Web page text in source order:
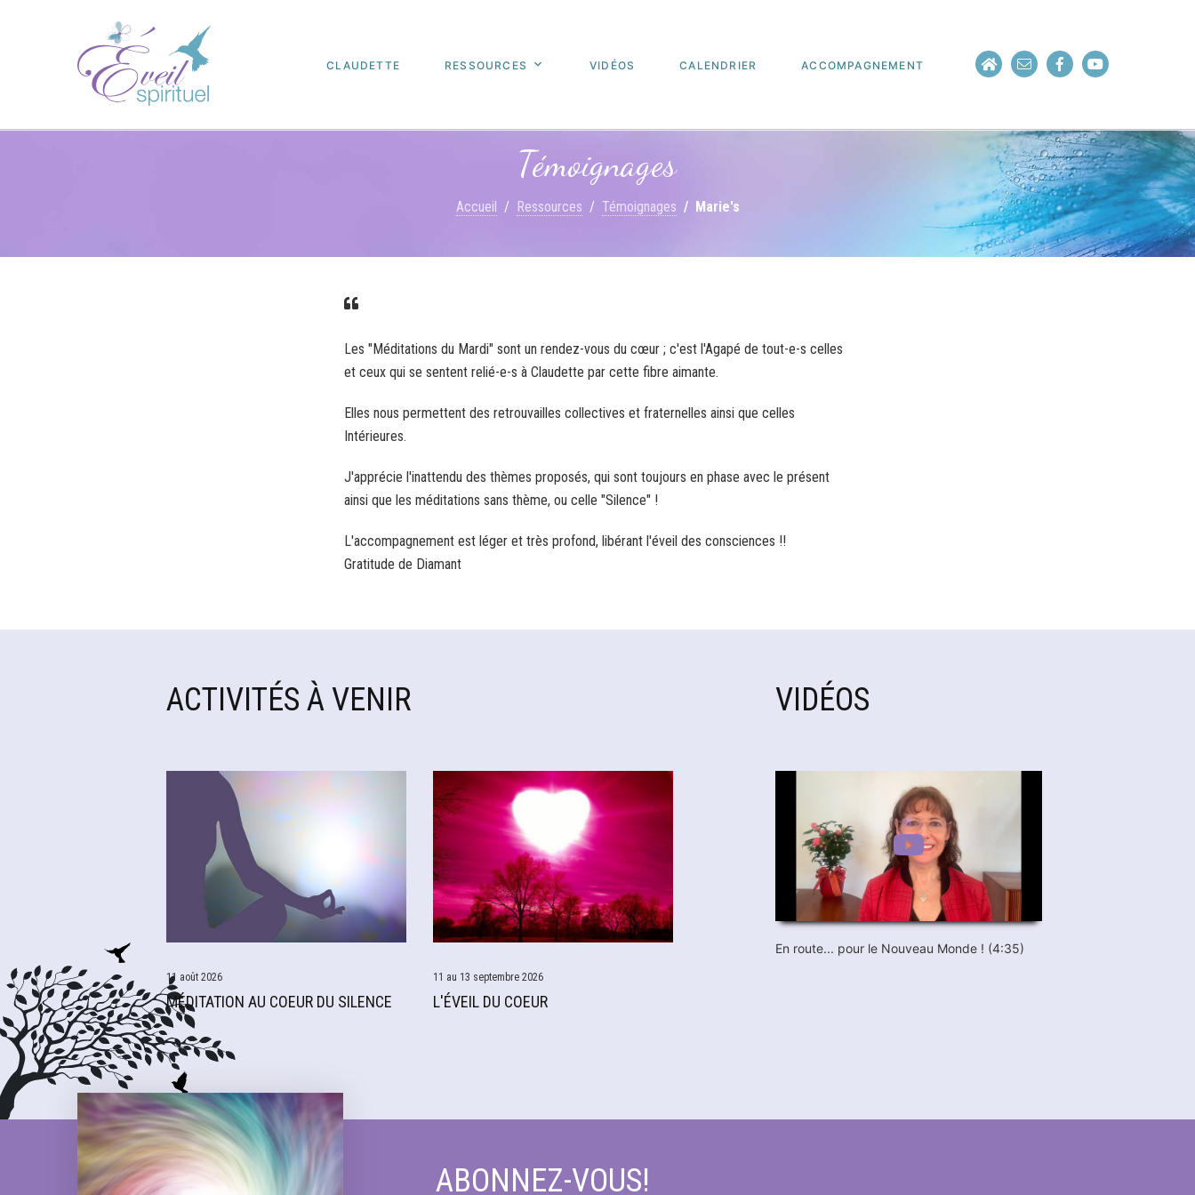
CLAUDETTE RESSOURCES VIDÉOS CALENDRIER ACCOMPAGNEMENT
Témoignages
Accueil Ressources Témoignages Marie's
Les "Méditations du Mardi" sont un rendez-vous du cœur ; c'est l'Agapé de tout-e-s celles
et ceux qui se sentent relié-e-s à Claudette par cette fibre aimante.
Elles nous permettent des retrouvailles collectives et fraternelles ainsi que celles
Intérieures.
J'apprécie l'inattendu des thèmes proposés, qui sont toujours en phase avec le présent
ainsi que les méditations sans thème, ou celle "Silence" !
L'accompagnement est léger et très profond, libérant l'éveil des consciences !!
Gratitude de Diamant
ACTIVITÉS À VENIR
11 août 2026
MÉDITATION AU COEUR DU SILENCE
11 au 13 septembre 2026
L'ÉVEIL DU COEUR
VIDÉOS
En route... pour le Nouveau Monde ! (4:35)
ABONNEZ-VOUS!